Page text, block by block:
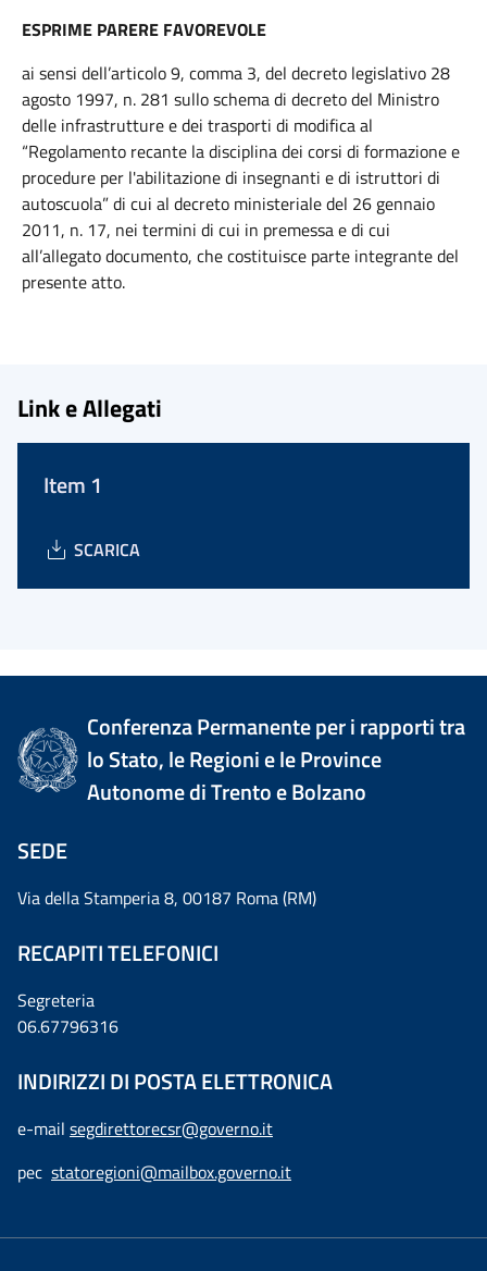
ESPRIME PARERE FAVOREVOLE
ai sensi dell’articolo 9, comma 3, del decreto legislativo 28
agosto 1997, n. 281 sullo schema di decreto del Ministro
delle infrastrutture e dei trasporti di modifica al
“Regolamento recante la disciplina dei corsi di formazione e
procedure per l'abilitazione di insegnanti e di istruttori di
autoscuola” di cui al decreto ministeriale del 26 gennaio
2011, n. 17, nei termini di cui in premessa e di cui
all’allegato documento, che costituisce parte integrante del
presente atto.
Link e Allegati
Item 1
SCARICA
Conferenza Permanente per i rapporti tra
lo Stato, le Regioni e le Province
Autonome di Trento e Bolzano
SEDE
Via della Stamperia 8, 00187 Roma (RM)
RECAPITI TELEFONICI
Segreteria
06.67796316
INDIRIZZI DI POSTA ELETTRONICA
e-mail segdirettorecsr@governo.it
pec statoregioni@mailbox.governo.it